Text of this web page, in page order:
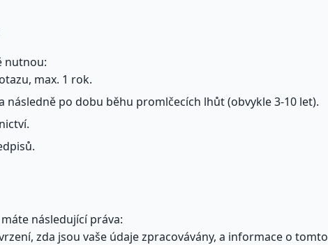
nutnou:
max. 1 rok.
následně po dobu běhu promlčecích lhůt (obvykle 3-10 let).
následující práva:
zda jsou vaše údaje zpracovávány, a informace o tomto